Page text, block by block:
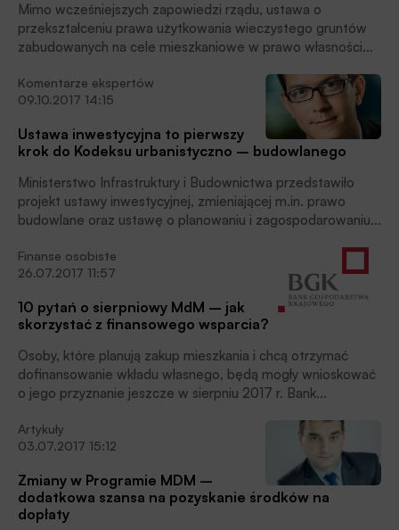
Mimo wcześniejszych zapowiedzi rządu, ustawa o
przekształceniu prawa użytkowania wieczystego gruntów
zabudowanych na cele mieszkaniowe w prawo własności
rozpoczęcia obowiązywania regulacji wskazano 1 stycznia
2017 r., który przesunięto na 1 lipca, a następnie na 1
października i – jak wiadomo – ten termin również nie
został dotrzymany. Z uwagi na dość rewolucyjny charakter
zmian warto zapoznać się z nimi już teraz.
Komentarze ekspertów
09.10.2017 14:15
Ustawa inwestycyjna to pierwszy
krok do Kodeksu urbanistyczno – budowlanego
Ministerstwo Infrastruktury i Budownictwa przedstawiło
projekt ustawy inwestycyjnej, zmieniającej m.in. prawo
budowlane oraz ustawę o planowaniu i zagospodarowaniu
Kodeksu urbanistyczno-budowlanego i wprowadzać zmiany
zgodne z jego założeniami. Ustawa powinna uprościć i
przyspieszyć proces inwestycyjno-budowlany. Wydaje się
jednak, że w wielu aspektach może przynieść odwrotny
efekt.
Finanse osobiste
26.07.2017 11:57
10 pytań o sierpniowy MdM – jak
skorzystać z finansowego wsparcia?
Osoby, które planują zakup mieszkania i chcą otrzymać
dofinansowanie wkładu własnego, będą mogły wnioskować
o jego przyznanie jeszcze w sierpniu 2017 r. Bank
zł dzięki temu, że 7 lipca br. Sejm RP przyjął ustawę
zmieniającą zasady programu „Mieszkanie dla młodych”.
Artykuły
03.07.2017 15:12
Zmiany w Programie MDM –
dodatkowa szansa na pozyskanie środków na
dopłaty